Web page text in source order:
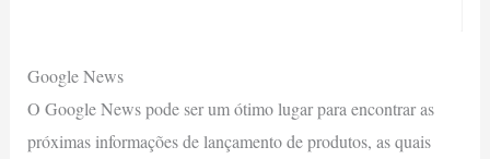
Google News
O Google News pode ser um ótimo lugar para encontrar as
próximas informações de lançamento de produtos, as quais